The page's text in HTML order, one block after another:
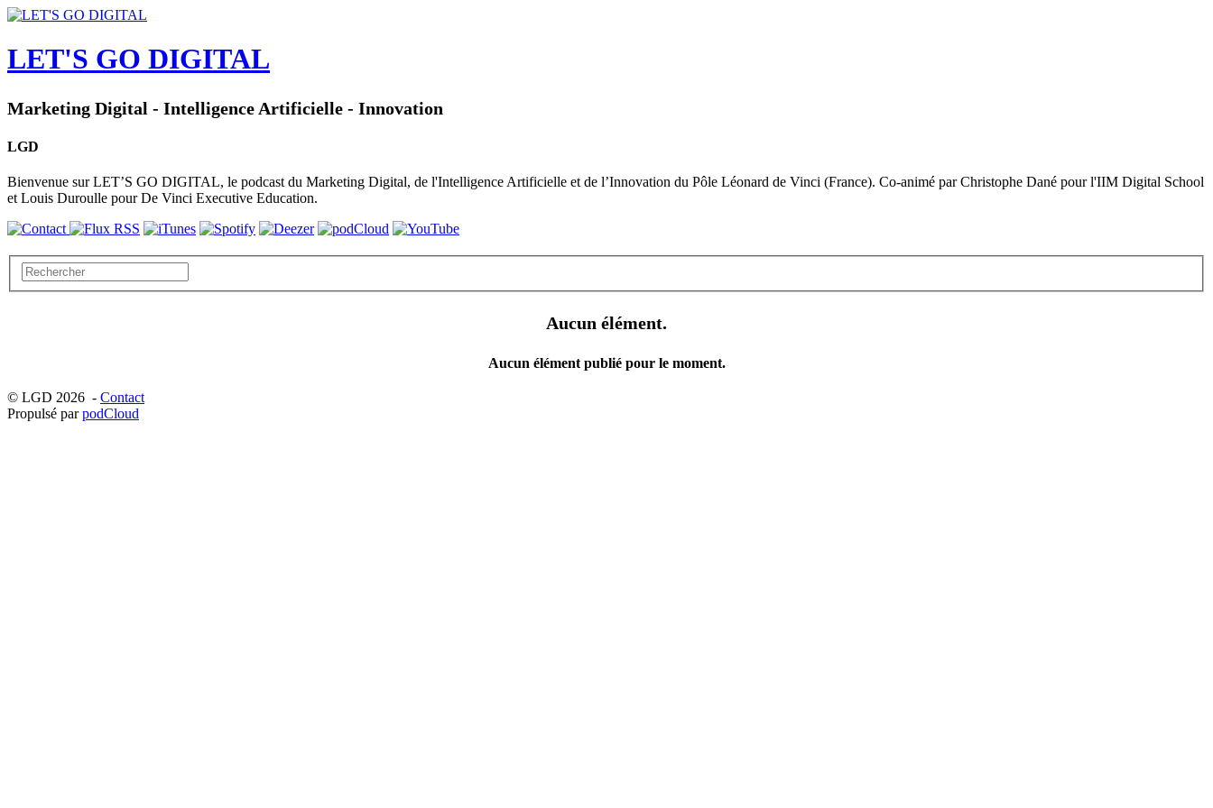
LET'S GO DIGITAL
Marketing Digital - Intelligence Artificielle - Innovation
LGD
Bienvenue sur LET’S GO DIGITAL, le podcast du Marketing Digital, de l'Intelligence Artificielle et de l’Innovation du Pôle Léonard de Vinci (France). Co-animé par Christophe Dané pour l'IIM Digital School
et Louis Duroulle pour De Vinci Executive Education.
Aucun élément.
Aucun élément publié pour le moment.
© LGD 2026 - Contact
Propulsé parpodCloud